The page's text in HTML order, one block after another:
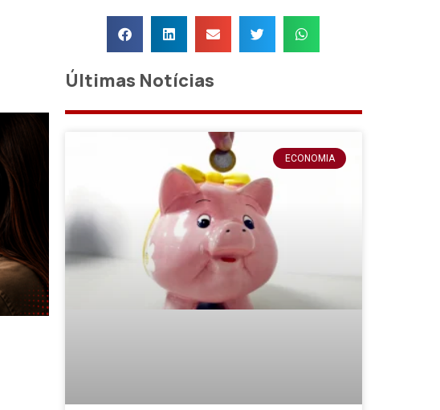
Últimas Notícias
ECONOMIA